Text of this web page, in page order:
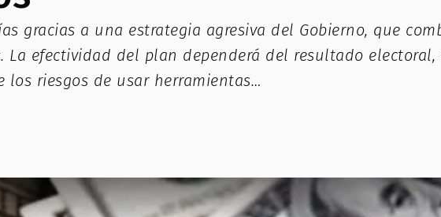
gracias a una estrategia agresiva del Gobierno, que
La efectividad del plan dependerá del resultado electoral,
los riesgos de usar herramientas…